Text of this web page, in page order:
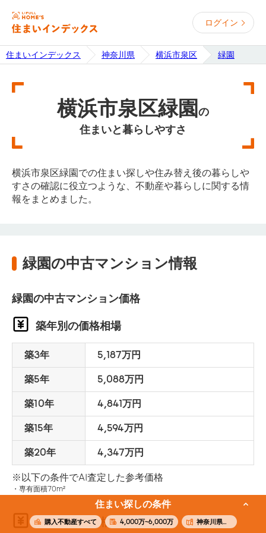
ログイン
住まいインデックス 神奈川県 横浜市泉区 緑園
横浜市泉区緑園 の
住まいと暮らしやすさ
横浜市泉区緑園での住まい探しや住み替え後の暮らしや
すさの確認に役立つような、不動産や暮らしに関する情
報をまとめました。
緑園の中古マンション情報
緑園の中古マンション価格
築年別の価格相場
築3年 5,187万円
築5年 5,088万円
築10年 4,841万円
築15年 4,594万円
築20年 4,347万円
※以下の条件でAI査定した参考価格
専有面積70m²
面積別の価格相場
住まい探しの条件
購入不動産すべて 4,000万~6,000万 神奈川県横浜市泉区緑園